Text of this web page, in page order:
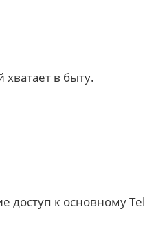
в быту.
доступ к основному